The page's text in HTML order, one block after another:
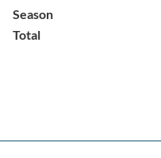
Season
Total